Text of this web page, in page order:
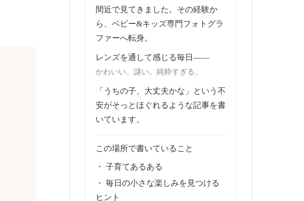
間近で見てきました。その経験か
ら、ベビー&キッズ専門フォトグラ
ファーへ転身。
レンズを通して感じる毎日——
かわいい。謎い。純粋すぎる。
「うちの子、大丈夫かな」という不
安がそっとほぐれるような記事を書
いています。
この場所で書いていること
・ 子育てあるある
・ 毎日の小さな楽しみを見つける
ヒント